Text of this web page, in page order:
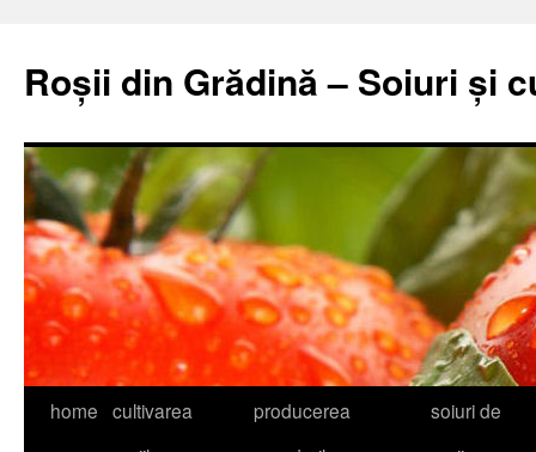
content
Roșii din Grădină – Soiuri și
home cultivarea
producerea
soiuri de